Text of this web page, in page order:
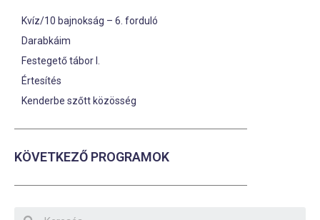
Kvíz/10 bajnokság – 6. forduló
Darabkáim
Festegető tábor I.
Értesítés
Kenderbe szőtt közösség
KÖVETKEZŐ PROGRAMOK